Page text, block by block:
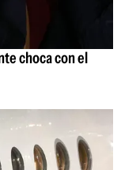
choca con el